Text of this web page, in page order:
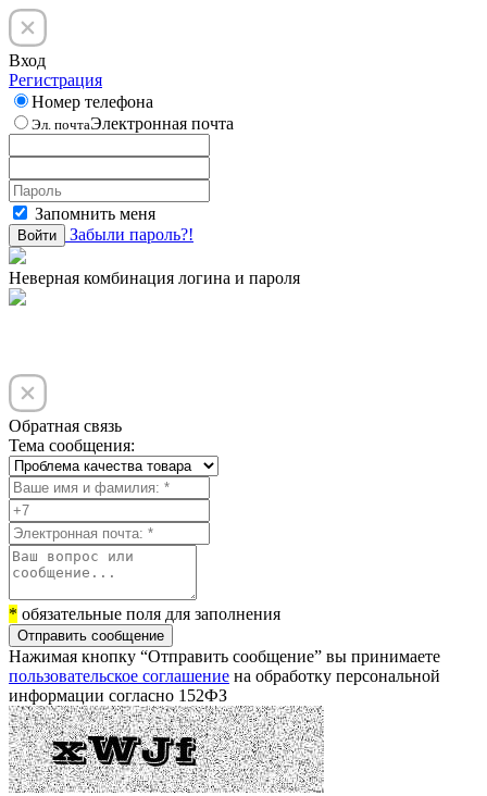
Вход
Регистрация
Номер телефона
Эл. почтаЭлектронная почта
Запомнить меня
Войти Забыли пароль?!
Неверная комбинация логина и пароля
Обратная связь
Тема сообщения:
* обязательные поля для заполнения
Отправить сообщение
Нажимая кнопку “Отправить сообщение” вы принимаете
пользовательское соглашение на обработку персональной
информации согласно 152ФЗ